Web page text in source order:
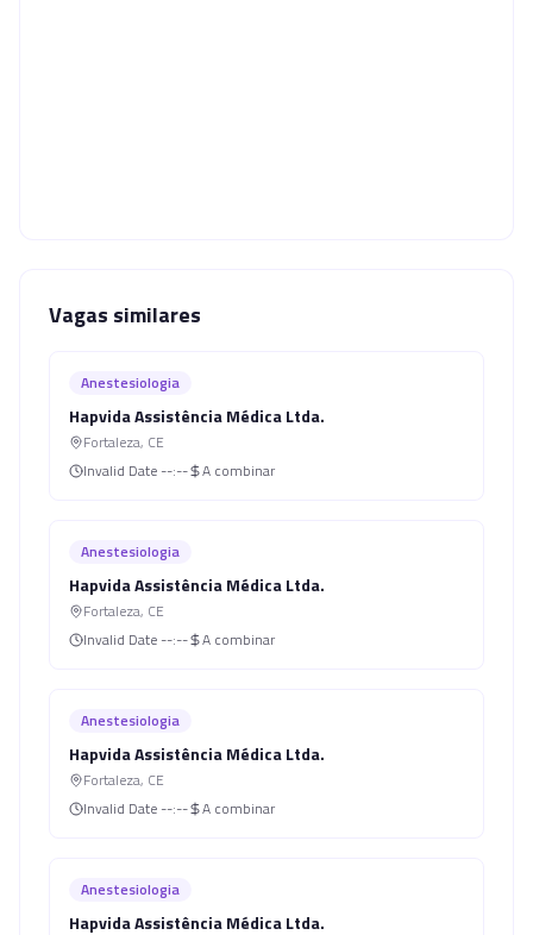
Vagas similares
Anestesiologia
Hapvida Assistência Médica Ltda.
Fortaleza, CE
Invalid Date --:-- A combinar
Anestesiologia
Hapvida Assistência Médica Ltda.
Fortaleza, CE
Invalid Date --:-- A combinar
Anestesiologia
Hapvida Assistência Médica Ltda.
Fortaleza, CE
Invalid Date --:-- A combinar
Anestesiologia
Hapvida Assistência Médica Ltda.